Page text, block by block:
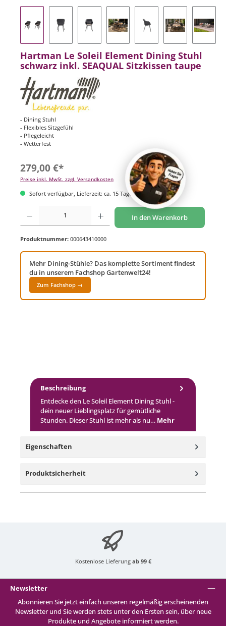
Hartman Le Soleil Element Dining Stuhl
schwarz inkl. SEAQUAL Sitzkissen taupe
- Dining Stuhl
- Flexibles Sitzgefühl
- Pflegeleicht
- Wetterfest
279,00 €*
Preise inkl. MwSt. zzgl. Versandkosten
Sofort verfügbar, Lieferzeit: ca. 15 Tage
Produkt Anzahl: Gib den gewünschten Wert ein oder benutze die Schaltflächen um
In den Warenkorb
Produktnummer: 000643410000
Mehr Dining-Stühle? Das komplette Sortiment findest
du in unserem Fachshop Gartenwelt24!
Zum Fachshop →
Beschreibung
Entdecke den Le Soleil Element Dining Stuhl -
dein neuer Lieblingsplatz für gemütliche
Stunden. Dieser Stuhl ist mehr als nu… Mehr
Eigenschaften
Produktsicherheit
Kostenlose Lieferung ab 99 €
Newsletter
Abonnieren Sie jetzt einfach unseren regelmäßig erscheinenden
Newsletter und Sie werden stets unter den Ersten sein, über neue
Produkte und Angebote informiert werden.